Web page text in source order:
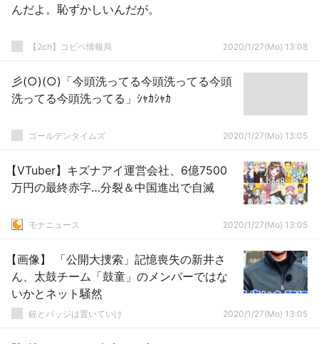
んだよ。恥ずかしいんだが。
【2ch】コピペ情報局 2020/1/27(Mo) 13:08
彡(○)(○)「今頭洗ってる今頭洗ってる今頭
洗ってる今頭洗ってる」ｼｬｶｼｬｶ
ゴールデンタイムズ 2020/1/27(Mo) 13:05
【VTuber】キズナアイ運営会社、6億7500
万円の最終赤字…分裂＆中国進出で自滅
モナニュース 2020/1/27(Mo) 13:05
【画像】 「公開大捜索」記憶喪失の新井さ
ん、太鼓チーム「鼓童」のメンバーではな
いかとネット騒然
銃とバッジは置いていけ 2020/1/27(Mo) 13:05